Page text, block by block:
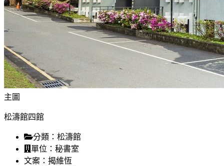
主圖
松濤館四館
分類： 松濤館
單位： 秘書室
文案： 揭維恆